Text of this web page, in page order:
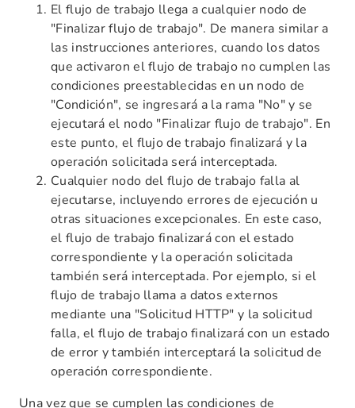
El flujo de trabajo llega a cualquier nodo de
"Finalizar flujo de trabajo". De manera similar a
las instrucciones anteriores, cuando los datos
que activaron el flujo de trabajo no cumplen las
condiciones preestablecidas en un nodo de
"Condición", se ingresará a la rama "No" y se
ejecutará el nodo "Finalizar flujo de trabajo". En
este punto, el flujo de trabajo finalizará y la
operación solicitada será interceptada.
Cualquier nodo del flujo de trabajo falla al
ejecutarse, incluyendo errores de ejecución u
otras situaciones excepcionales. En este caso,
el flujo de trabajo finalizará con el estado
correspondiente y la operación solicitada
también será interceptada. Por ejemplo, si el
flujo de trabajo llama a datos externos
mediante una "Solicitud HTTP" y la solicitud
falla, el flujo de trabajo finalizará con un estado
de error y también interceptará la solicitud de
operación correspondiente.
Una vez que se cumplen las condiciones de